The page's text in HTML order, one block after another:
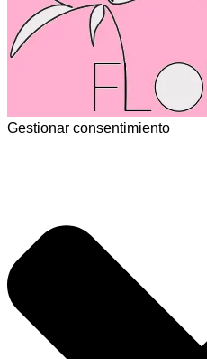
Gestionar consentimiento